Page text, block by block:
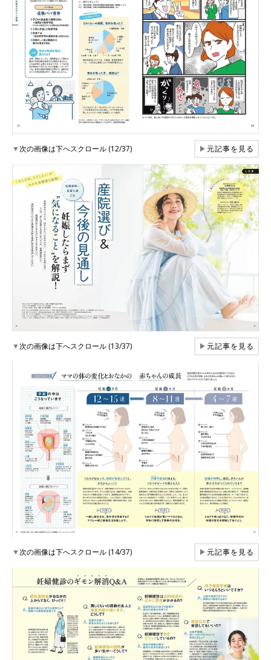
▼次の画像は下へスクロール (12/37) ▶元記事を見る
▼次の画像は下へスクロール (13/37) ▶元記事を見る
▼次の画像は下へスクロール (14/37) ▶元記事を見る